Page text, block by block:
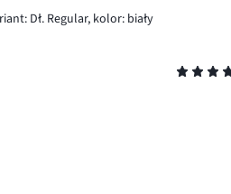
Dł. Regular, kolor: biały